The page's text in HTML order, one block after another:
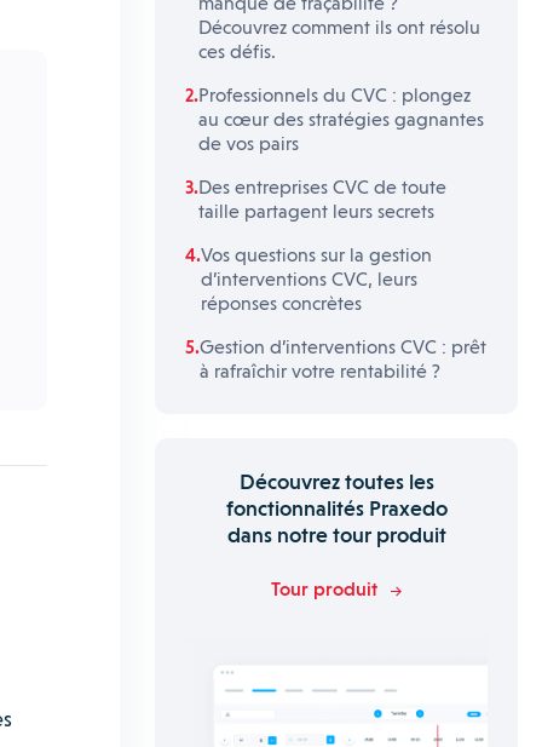
Découvrez comment ils ont résolu
ces défis.
Professionnels du CVC : plongez
au cœur des stratégies gagnantes
de vos pairs
Des entreprises CVC de toute
taille partagent leurs secrets
Vos questions sur la gestion
d’interventions CVC, leurs
réponses concrètes
Gestion d’interventions CVC : prêt
à rafraîchir votre rentabilité ?
Découvrez toutes les
fonctionnalités Praxedo
dans notre tour produit
Tour produit